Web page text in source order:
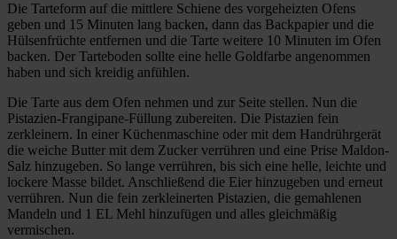
Die Tarteform auf die mittlere Schiene des vorgeheizten Ofens
geben und 15 Minuten lang backen, dann das Backpapier und die
Hülsenfrüchte entfernen und die Tarte weitere 10 Minuten im Ofen
backen. Der Tarteboden sollte eine helle Goldfarbe angenommen
haben und sich kreidig anfühlen.
Die Tarte aus dem Ofen nehmen und zur Seite stellen. Nun die
Pistazien-Frangipane-Füllung zubereiten. Die Pistazien fein
zerkleinern. In einer Küchenmaschine oder mit dem Handrührgerät
die weiche Butter mit dem Zucker verrühren und eine Prise Maldon-
Salz hinzugeben. So lange verrühren, bis sich eine helle, leichte und
lockere Masse bildet. Anschließend die Eier hinzugeben und erneut
verrühren. Nun die fein zerkleinerten Pistazien, die gemahlenen
Mandeln und 1 EL Mehl hinzufügen und alles gleichmäßig
vermischen.